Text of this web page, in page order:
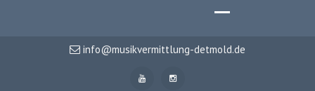
info@musikvermittlung-detmold.de